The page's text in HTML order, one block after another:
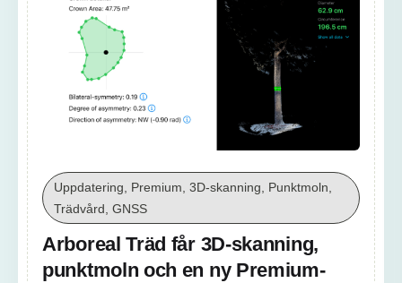
Uppdatering, Premium, 3D-skanning, Punktmoln,
Trädvård, GNSS
Arboreal Träd får 3D-skanning,
punktmoln och en ny Premium-